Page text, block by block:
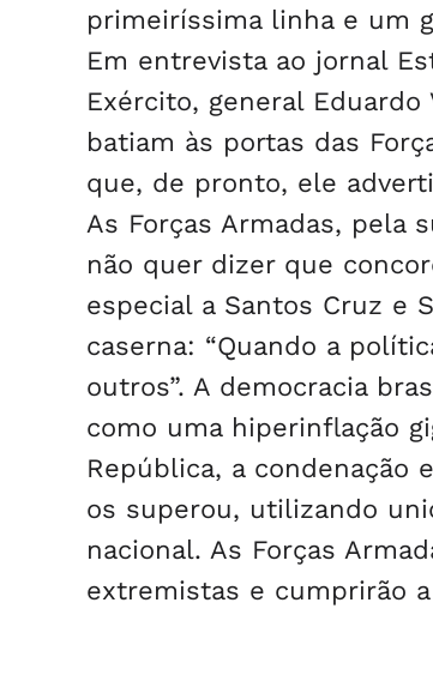
primeiríssima linha e um
Em entrevista ao jornal
Exército, general
batiam às portas das
que, de pronto, ele
As Forças Armadas, pela
não quer dizer que
especial a Santos Cruz e
caserna: “Quando a
outros”. A democracia
como uma hiperinflação
República, a
os superou, utilizando
nacional. As Forças
extremistas e cumprirão